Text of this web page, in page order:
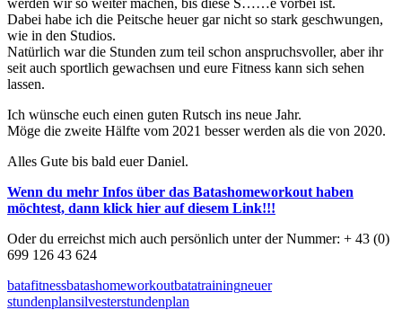
Dabei habe ich die Peitsche heuer gar nicht so stark geschwungen,
wie in den Studios.
Natürlich war die Stunden zum teil schon anspruchsvoller, aber ihr
seit auch sportlich gewachsen und eure Fitness kann sich sehen
lassen.
Ich wünsche euch einen guten Rutsch ins neue Jahr.
Möge die zweite Hälfte vom 2021 besser werden als die von 2020.
Alles Gute bis bald euer Daniel.
Wenn du mehr Infos über das Batashomeworkout haben
möchtest, dann klick hier auf diesem Link!!!
Oder du erreichst mich auch persönlich unter der Nummer: + 43 (0)
699 126 43 624
batafitnessbatashomeworkoutbatatrainingneuer
stundenplansilvesterstundenplan